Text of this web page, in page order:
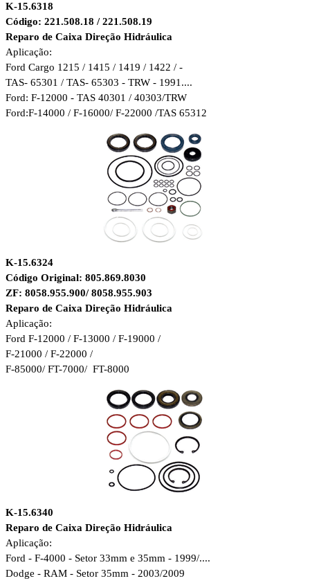
K-15.6318
Código: 221.508.18 / 221.508.19
Reparo de Caixa Direção Hidráulica
Aplicação:
Ford Cargo 1215 / 1415 / 1419 / 1422 / -
TAS- 65301 / TAS- 65303 - TRW - 1991....
Ford: F-12000 - TAS 40301 / 40303/TRW
Ford:F-14000 / F-16000/ F-22000 /TAS 65312
K-15.6324
Código Original: 805.869.8030
ZF: 8058.955.900/ 8058.955.903
Reparo de Caixa Direção Hidráulica
Aplicação:
Ford F-12000 / F-13000 / F-19000 /
F-21000 / F-22000 /
F-85000/ FT-7000/ FT-8000
K-15.6340
Reparo de Caixa Direção Hidráulica
Aplicação:
Ford - F-4000 - Setor 33mm e 35mm - 1999/....
Dodge - RAM - Setor 35mm - 2003/2009